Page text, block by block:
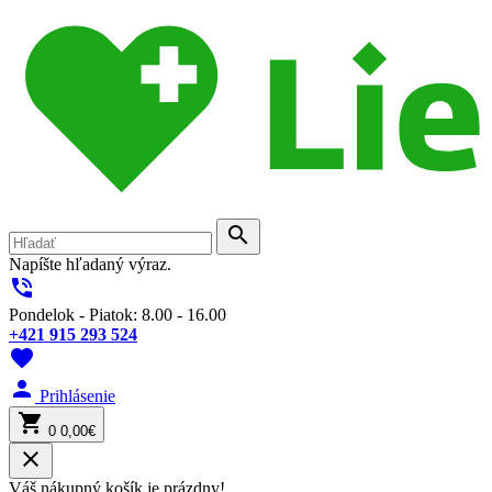
search
Napíšte hľadaný výraz.
phone_in_talk
Pondelok - Piatok: 8.00 - 16.00
+421 915 293 524
favorite
person Prihlásenie
shopping_cart 0 0,00€
close
Váš nákupný košík je prázdny!